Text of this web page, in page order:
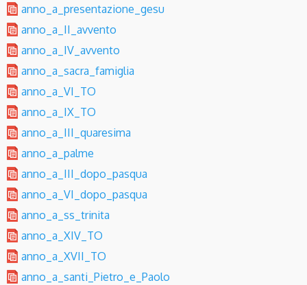
anno_a_presentazione_gesu
anno_a_II_avvento
anno_a_IV_avvento
anno_a_sacra_famiglia
anno_a_VI_TO
anno_a_IX_TO
anno_a_III_quaresima
anno_a_palme
anno_a_III_dopo_pasqua
anno_a_VI_dopo_pasqua
anno_a_ss_trinita
anno_a_XIV_TO
anno_a_XVII_TO
anno_a_santi_Pietro_e_Paolo